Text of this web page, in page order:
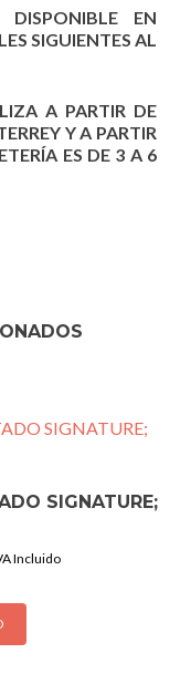
EN
SIGUIENTES AL
A PARTIR DE
Y A PARTIR
ES DE 3 A 6
SIGNATURE;
Incluido